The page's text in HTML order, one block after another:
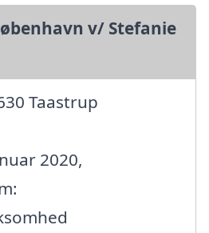
v/ Stefanie
Taastrup
2020,